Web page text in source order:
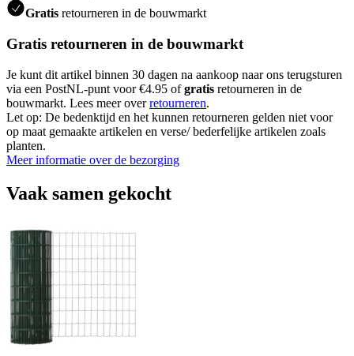
Gratis retourneren in de bouwmarkt
Gratis retourneren in de bouwmarkt
Je kunt dit artikel binnen 30 dagen na aankoop naar ons terugsturen
via een PostNL-punt voor €4.95 ofgratis retourneren in de
bouwmarkt. Lees meer overretourneren.
Let op: De bedenktijd en het kunnen retourneren gelden niet voor
op maat gemaakte artikelen en verse/ bederfelijke artikelen zoals
planten.
Meer informatie over de bezorging
Vaak samen gekocht